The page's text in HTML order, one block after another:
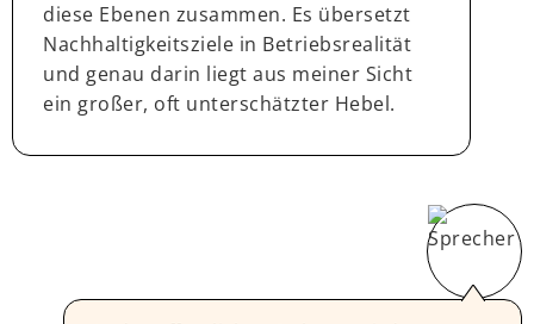
diese Ebenen zusammen. Es übersetzt
Nachhaltigkeitsziele in Betriebsrealität
und genau darin liegt aus meiner Sicht
ein großer, oft unterschätzter Hebel.